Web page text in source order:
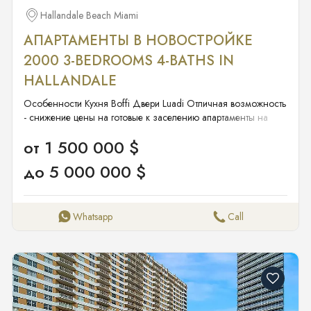
Hallandale Beach Miami
АПАРТАМЕНТЫ В НОВОСТРОЙКЕ
2000 3-BEDROOMS 4-BATHS IN
HALLANDALE
Особенности Кухня Boffi Двери Luadi Отличная возможность
- снижение цены на готовые к заселению апартаменты на
Beach, всего 63 резиденции. Этот современный 40-этажный
стеклянный небоскреб предлагает панорамные виды на
Атлантический океан и внутрибереговой водный путь.
холлы с системой распознавания лиц, круглосуточный
гардеробные B&B Italia в главной спальне. Факты и
характеристики Интерьер Спальни и ванные Спальни: 3
Ванные комнаты: 4 Полные ванные: 3 Гостевые ванные: 1
Типы комнат: Кабинет/Библиотека/Офис, Игровая комната
от 1 500 000 $
до 5 000 000 $
Whatsapp Call